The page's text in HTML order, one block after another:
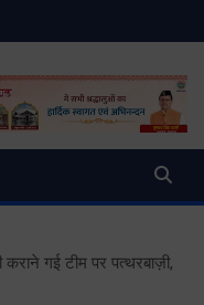
गई टीम पर पत्थरबाज़ी,